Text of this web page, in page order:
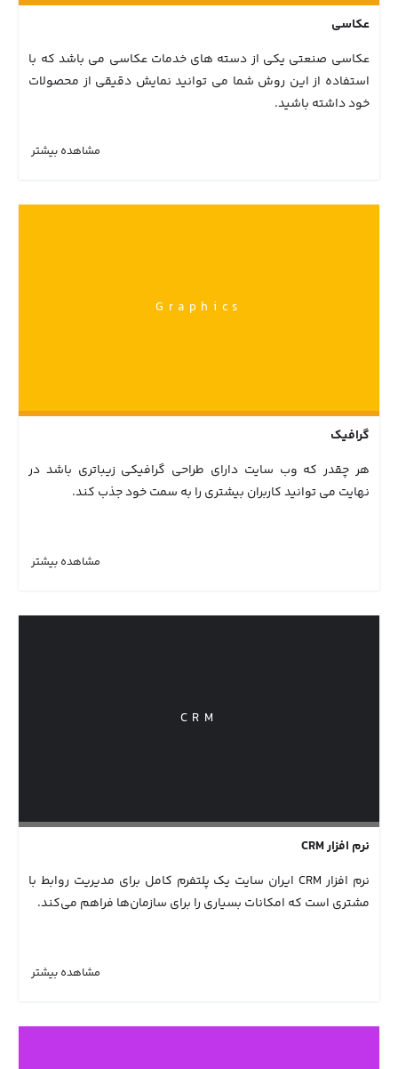
عکاسی
عکاسی صنعتی یکی از دسته های خدمات عکاسی می باشد که با
استفاده از این روش شما می توانید نمایش دقیقی از محصولات
خود داشته باشید.
مشاهده بیشتر
Graphics
گرافیک
هر چقدر که وب سایت دارای طراحی گرافیکی زیباتری باشد در
نهایت می توانید کاربران بیشتری را به سمت خود جذب کند.
مشاهده بیشتر
CRM
نرم افزار CRM
نرم افزار CRM ایران سایت یک پلتفرم کامل برای مدیریت روابط با
مشتری است که امکانات بسیاری را برای سازمان‌ها فراهم می‌کند.
مشاهده بیشتر